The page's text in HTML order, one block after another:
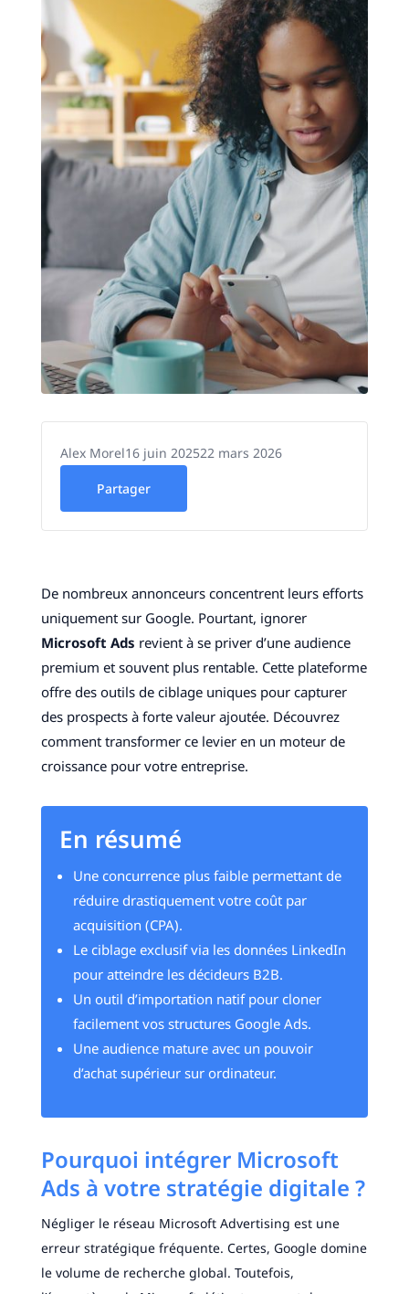
Alex Morel16 juin 202522 mars 2026
Partager
De nombreux annonceurs concentrent leurs efforts
uniquement sur Google. Pourtant, ignorer
Microsoft Ads revient à se priver d’une audience
premium et souvent plus rentable. Cette plateforme
offre des outils de ciblage uniques pour capturer
des prospects à forte valeur ajoutée. Découvrez
comment transformer ce levier en un moteur de
croissance pour votre entreprise.
En résumé
Une concurrence plus faible permettant de
réduire drastiquement votre coût par
acquisition (CPA).
Le ciblage exclusif via les données LinkedIn
pour atteindre les décideurs B2B.
Un outil d’importation natif pour cloner
facilement vos structures Google Ads.
Une audience mature avec un pouvoir
d’achat supérieur sur ordinateur.
Pourquoi intégrer Microsoft
Ads à votre stratégie digitale ?
Négliger le réseau Microsoft Advertising est une
erreur stratégique fréquente. Certes, Google domine
le volume de recherche global. Toutefois,